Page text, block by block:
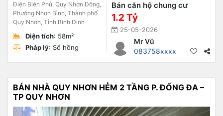
Điện Biên Phủ, Quy Nhơn Đông,
Phường Nhơn Bình, Thành phố
Quy Nhơn, Tỉnh Bình Định
Diện tích: 58m²
Pháp lý: Sổ hồng
Bán căn hộ chung cư
1.2 Tỷ
25-05-2026
Mr Vũ
083758xxxx
BÁN NHÀ QUY NHƠN HẺM 2 TẦNG P. ĐỐNG ĐA –
TP QUY NHƠN